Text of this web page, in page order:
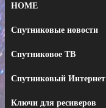
HOME
Спутниковые новости
Спутниковое ТВ
Спутниковый Интернет
Ключи для ресиверов